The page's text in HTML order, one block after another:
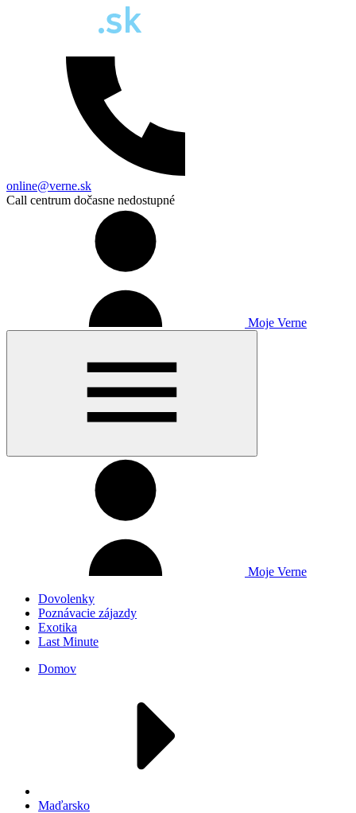
online@verne.sk
Call centrum dočasne nedostupné
Moje Verne
Moje Verne
Dovolenky
Poznávacie zájazdy
Exotika
Last Minute
Domov
Maďarsko